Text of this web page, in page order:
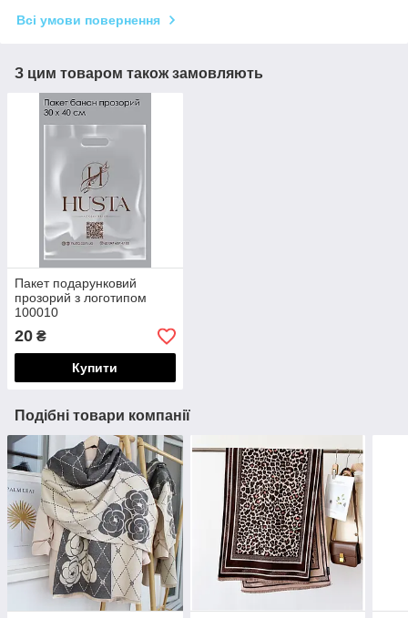
Всі умови повернення
З цим товаром також замовляють
Пакет подарунковий
прозорий з логотипом
100010
20 ₴
Купити
Подібні товари компанії